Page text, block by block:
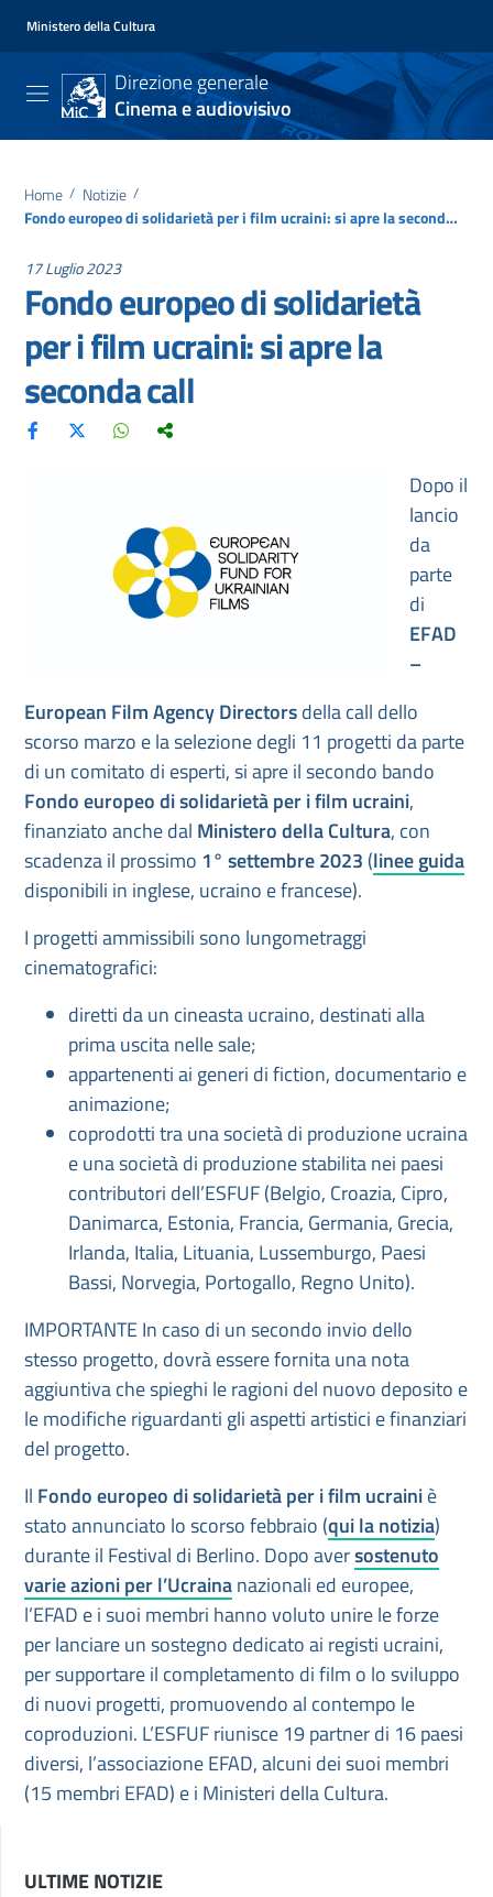
Ministero della Cultura
Direzione generale
Cinema e audiovisivo
Home / Notizie /
Fondo europeo di solidarietà per i film ucraini: si apre la seconda call
17 Luglio 2023
Fondo europeo di solidarietà
per i film ucraini: si apre la
seconda call
Dopo il
lancio
da
parte
di
EFAD
–
European Film Agency Directorsdella call dello
scorso marzo e la selezione degli 11 progetti da parte
di un comitato di esperti, si apre il secondo bando
Fondo europeo di solidarietà per i film ucraini,
finanziato anche dal Ministero della Cultura, con
scadenza il prossimo 1° settembre 2023 (linee guida
disponibili in inglese, ucraino e francese).
I progetti ammissibili sono lungometraggi
cinematografici:
diretti da un cineasta ucraino, destinati alla
prima uscita nelle sale;
appartenenti ai generi di fiction, documentario e
animazione;
coprodotti tra una società di produzione ucraina
e una società di produzione stabilita nei paesi
contributori dell’ESFUF (Belgio, Croazia, Cipro,
Danimarca, Estonia, Francia, Germania, Grecia,
Irlanda, Italia, Lituania, Lussemburgo, Paesi
Bassi, Norvegia, Portogallo, Regno Unito).
IMPORTANTE In caso di un secondo invio dello
stesso progetto, dovrà essere fornita una nota
aggiuntiva che spieghi le ragioni del nuovo deposito e
le modifiche riguardanti gli aspetti artistici e finanziari
del progetto.
Il Fondo europeo di solidarietà per i film ucrainiè
stato annunciato lo scorso febbraio (qui la notizia)
durante il Festival di Berlino. Dopo aversostenuto
varie azioni per l’Ucrainanazionali ed europee,
l’EFAD e i suoi membri hanno voluto unire le forze
per lanciare un sostegno dedicato ai registi ucraini,
per supportare il completamento di film o lo sviluppo
di nuovi progetti, promuovendo al contempo le
coproduzioni. L’ESFUF riunisce 19 partner di 16 paesi
diversi, l’associazione EFAD, alcuni dei suoi membri
(15 membri EFAD) e i Ministeri della Cultura.
ULTIME NOTIZIE